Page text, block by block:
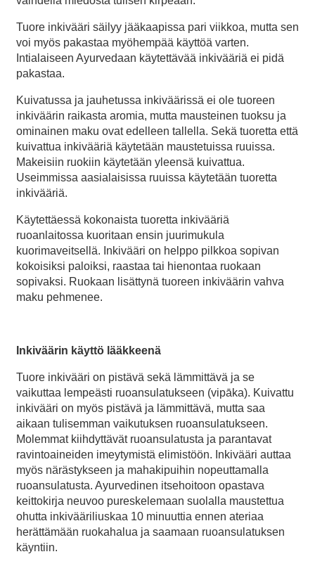
Tuore inkivääri säilyy jääkaapissa pari viikkoa, mutta sen
voi myös pakastaa myöhempää käyttöä varten.
Intialaiseen Ayurvedaan käytettävää inkivääriä ei pidä
pakastaa.
Kuivatussa ja jauhetussa inkiväärissä ei ole tuoreen
inkiväärin raikasta aromia, mutta mausteinen tuoksu ja
ominainen maku ovat edelleen tallella. Sekä tuoretta että
kuivattua inkivääriä käytetään maustetuissa ruuissa.
Makeisiin ruokiin käytetään yleensä kuivattua.
Useimmissa aasialaisissa ruuissa käytetään tuoretta
inkivääriä.
Käytettäessä kokonaista tuoretta inkivääriä
ruoanlaitossa kuoritaan ensin juurimukula
kuorimaveitsellä. Inkivääri on helppo pilkkoa sopivan
kokoisiksi paloiksi, raastaa tai hienontaa ruokaan
sopivaksi. Ruokaan lisättynä tuoreen inkiväärin vahva
maku pehmenee.
Inkiväärin käyttö lääkkeenä
Tuore inkivääri on pistävä sekä lämmittävä ja se
vaikuttaa lempeästi ruoansulatukseen (vipāka). Kuivattu
inkivääri on myös pistävä ja lämmittävä, mutta saa
aikaan tulisemman vaikutuksen ruoansulatukseen.
Molemmat kiihdyttävät ruoansulatusta ja parantavat
ravintoaineiden imeytymistä elimistöön. Inkivääri auttaa
myös närästykseen ja mahakipuihin nopeuttamalla
ruoansulatusta. Ayurvedinen itsehoitoon opastava
keittokirja neuvoo pureskelemaan suolalla maustettua
ohutta inkivääriliuskaa 10 minuuttia ennen ateriaa
herättämään ruokahalua ja saamaan ruoansulatuksen
käyntiin.